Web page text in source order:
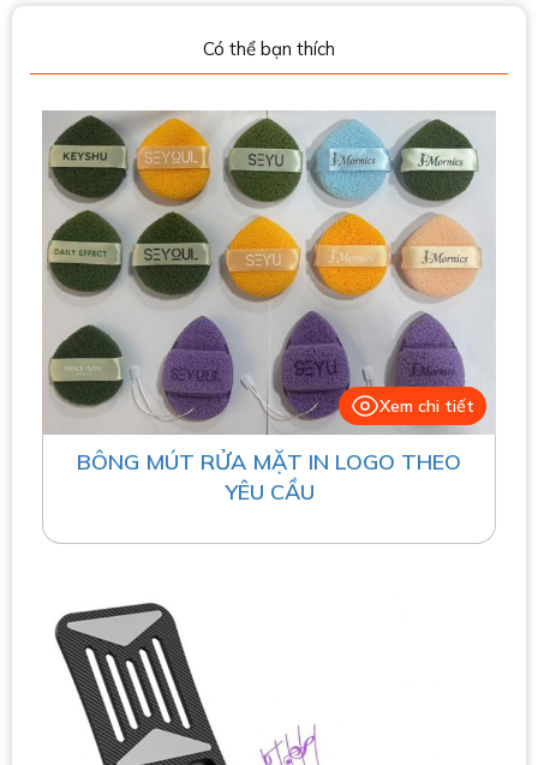
Có thể bạn thích
Xem chi tiết
BÔNG MÚT RỬA MẶT IN LOGO THEO
YÊU CẦU